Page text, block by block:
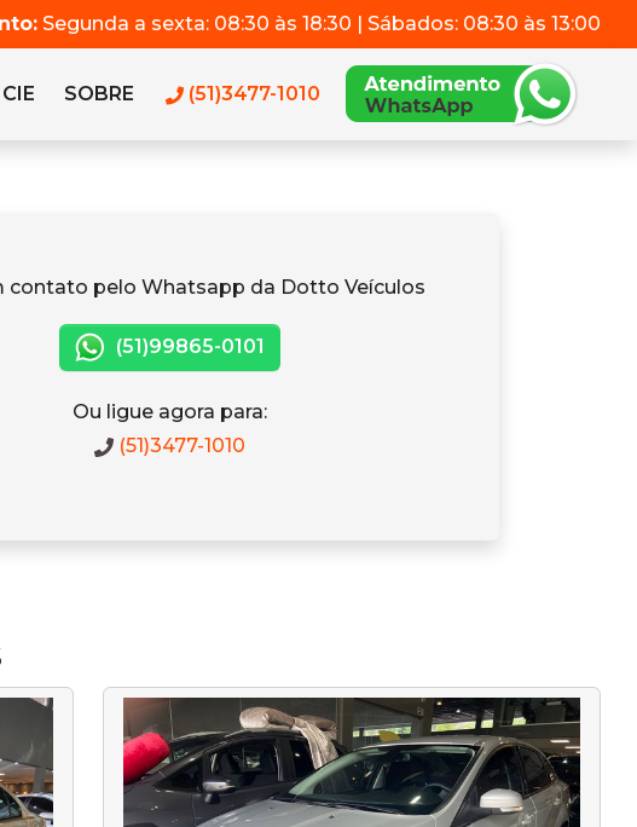
Segunda a sexta: 08:30 às 18:30 | Sábados: 08:30 às 13:00
SOBRE (51)3477-1010
contato pelo Whatsapp da Dotto Veículos
(51)99865-0101
Ou ligue agora para:
(51)3477-1010